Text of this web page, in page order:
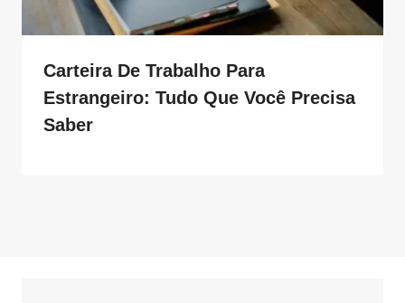
Carteira De Trabalho Para
Estrangeiro: Tudo Que Você Precisa
Saber